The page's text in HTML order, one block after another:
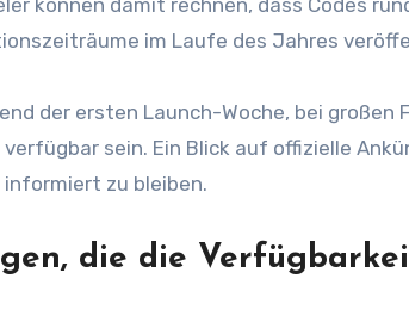
können damit rechnen, dass Codes
im Laufe des Jahres
der ersten Launch-Woche, bei
sein. Ein Blick auf offizielle
zu bleiben.
die die